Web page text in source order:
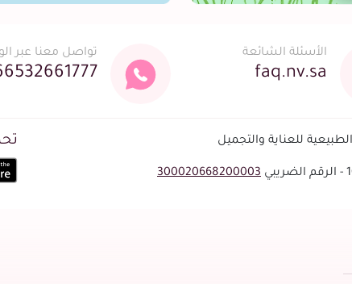
الأسئلة الشائعة
faq.nv.sa
تواصل معنا عبر
للعناية والتجميل
300020668200003